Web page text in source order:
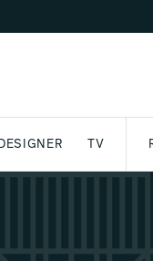
DESIGNER TV